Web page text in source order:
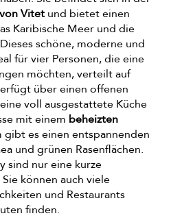
Vitet und bietet einen
Karibische Meer und die
schöne, moderne und
für vier Personen, die eine
möchten, verteilt auf
über einen offenen
voll ausgestattete Küche
mit einem beheizten
gibt es einen entspannenden
und grünen Rasenflächen.
sind nur eine kurze
können auch viele
und Restaurants
finden.